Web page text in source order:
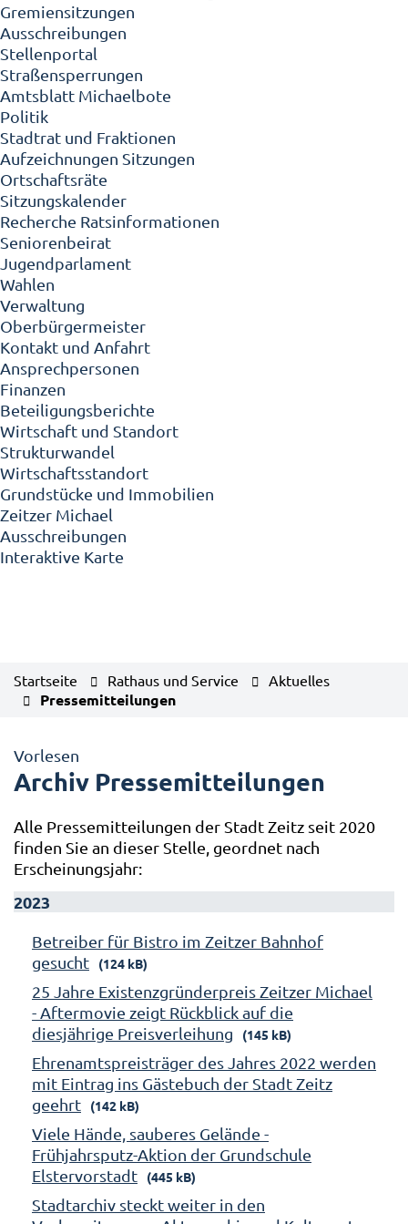
Gremiensitzungen
Ausschreibungen
Stellenportal
Straßensperrungen
Amtsblatt Michaelbote
Politik
Stadtrat und Fraktionen
Aufzeichnungen Sitzungen
Ortschaftsräte
Sitzungskalender
Recherche Ratsinformationen
Seniorenbeirat
Jugendparlament
Wahlen
Verwaltung
Oberbürgermeister
Kontakt und Anfahrt
Ansprechpersonen
Finanzen
Beteiligungsberichte
Wirtschaft und Standort
Strukturwandel
Wirtschaftsstandort
Grundstücke und Immobilien
Zeitzer Michael
Ausschreibungen
Interaktive Karte
Startseite Rathaus und Service Aktuelles
Pressemitteilungen
Vorlesen
Archiv Pressemitteilungen
Alle Pressemitteilungen der Stadt Zeitz seit 2020
finden Sie an dieser Stelle, geordnet nach
Erscheinungsjahr:
2023
Betreiber für Bistro im Zeitzer Bahnhof
gesucht
(124 kB)
25 Jahre Existenzgründerpreis Zeitzer Michael
- Aftermovie zeigt Rückblick auf die
diesjährige Preisverleihung
(145 kB)
Ehrenamtspreisträger des Jahres 2022 werden
mit Eintrag ins Gästebuch der Stadt Zeitz
geehrt
(142 kB)
Viele Hände, sauberes Gelände -
Frühjahrsputz-Aktion der Grundschule
Elstervorstadt
(445 kB)
Stadtarchiv steckt weiter in den